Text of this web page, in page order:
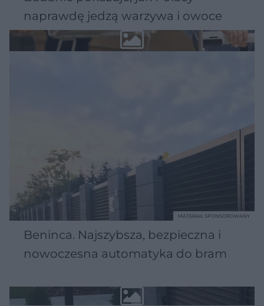
naprawdę jedzą warzywa i owoce
Beninca. Najszybsza, bezpieczna i
nowoczesna automatyka do bram
MATERIAŁ SPONSOROWANY